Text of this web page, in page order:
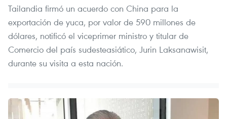
Tailandia firmó un acuerdo con China para la
exportación de yuca, por valor de 590 millones de
dólares, notificó el viceprimer ministro y titular de
Comercio del país sudesteasiático, Jurin Laksanawisit,
durante su visita a esta nación.